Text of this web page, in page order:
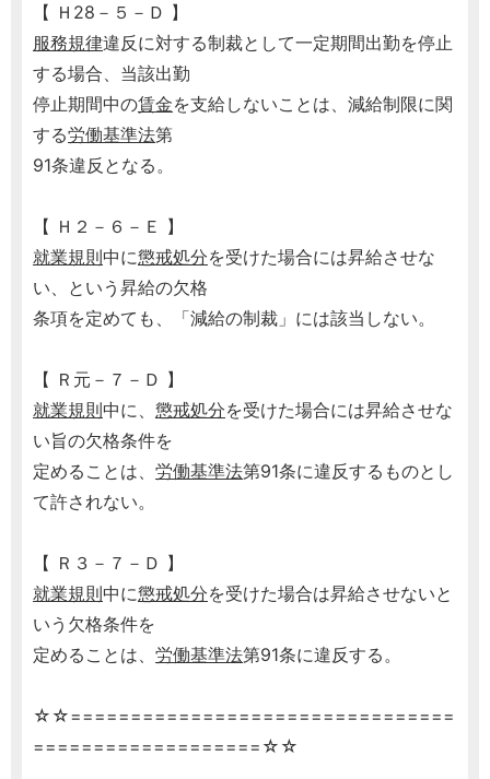
【 Ｈ28－５－Ｄ 】
服務規律違反に対する制裁として一定期間出勤を停止
する場合、当該出勤
停止期間中の賃金を支給しないことは、減給制限に関
する労働基準法第
91条違反となる。
【 Ｈ２－６－Ｅ 】
就業規則中に懲戒処分を受けた場合には昇給させな
い、という昇給の欠格
条項を定めても、「減給の制裁」には該当しない。
【 Ｒ元－７－Ｄ 】
就業規則中に、 懲戒処分を受けた場合には昇給させな
い旨の欠格条件を
定めることは、 労働基準法第91条に違反するものとし
て許されない。
【 Ｒ３－７－Ｄ 】
就業規則中に懲戒処分を受けた場合は昇給させないと
いう欠格条件を
定めることは、 労働基準法第91条に違反する。
☆☆================================
===================☆☆